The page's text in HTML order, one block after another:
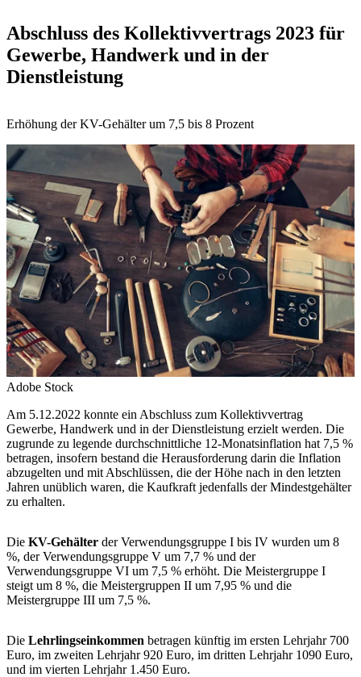
Abschluss des Kollektivvertrags 2023 für
Gewerbe, Handwerk und in der
Dienstleistung
Erhöhung der KV-Gehälter um 7,5 bis 8 Prozent
Adobe Stock
Am 5.12.2022 konnte ein Abschluss zum Kollektivvertrag
Gewerbe, Handwerk und in der Dienstleistung erzielt werden. Die
zugrunde zu legende durchschnittliche 12-Monatsinflation hat 7,5 %
betragen, insofern bestand die Herausforderung darin die Inflation
abzugelten und mit Abschlüssen, die der Höhe nach in den letzten
Jahren unüblich waren, die Kaufkraft jedenfalls der Mindestgehälter
zu erhalten.
Die KV-Gehälter der Verwendungsgruppe I bis IV wurden um 8
%, der Verwendungsgruppe V um 7,7 % und der
Verwendungsgruppe VI um 7,5 % erhöht. Die Meistergruppe I
steigt um 8 %, die Meistergruppen II um 7,95 % und die
Meistergruppe III um 7,5 %.
Die Lehrlingseinkommen betragen künftig im ersten Lehrjahr 700
Euro, im zweiten Lehrjahr 920 Euro, im dritten Lehrjahr 1090 Euro,
und im vierten Lehrjahr 1.450 Euro.